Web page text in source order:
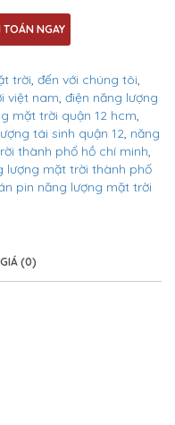
TOÁN NGAY
trời, đến với chúng tôi,
việt nam, điện năng lượng
mặt trời quận 12 hcm,
tái sinh quận 12, năng
thành phố hồ chí minh,
lượng mặt trời thành phố
pin năng lượng mặt trời
(0)